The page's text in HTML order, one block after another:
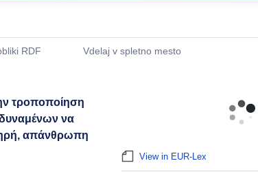
RDF
Vdelaj v spletno mesto
τροποποίηση
δυναμένων να
απάνθρωπη
View in EUR-Lex